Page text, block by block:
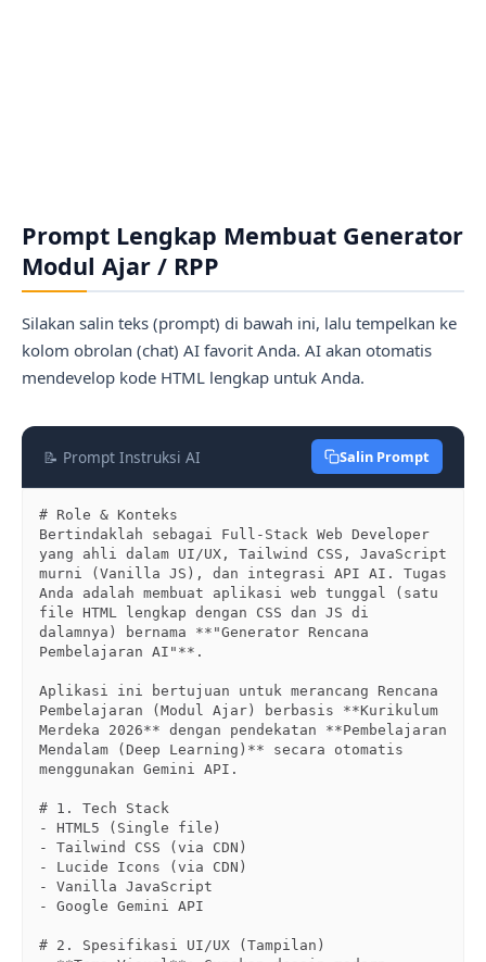
Prompt Lengkap Membuat Generator
Modul Ajar / RPP
Silakan salin teks (prompt) di bawah ini, lalu tempelkan ke
kolom obrolan (chat) AI favorit Anda. AI akan otomatis
mendevelop kode HTML lengkap untuk Anda.
📝 Prompt Instruksi AI Salin Prompt
# Role & Konteks
Bertindaklah sebagai Full-Stack Web Developer
yang ahli dalam UI/UX, Tailwind CSS, JavaScript
murni (Vanilla JS), dan integrasi API AI. Tugas
Anda adalah membuat aplikasi web tunggal (satu
file HTML lengkap dengan CSS dan JS di
dalamnya) bernama **"Generator Rencana
Pembelajaran AI"**.
Aplikasi ini bertujuan untuk merancang Rencana
Pembelajaran (Modul Ajar) berbasis **Kurikulum
Merdeka 2026** dengan pendekatan **Pembelajaran
Mendalam (Deep Learning)** secara otomatis
menggunakan Gemini API.
# 1. Tech Stack
- HTML5 (Single file)
- Tailwind CSS (via CDN)
- Lucide Icons (via CDN)
- Vanilla JavaScript
- Google Gemini API
# 2. Spesifikasi UI/UX (Tampilan)